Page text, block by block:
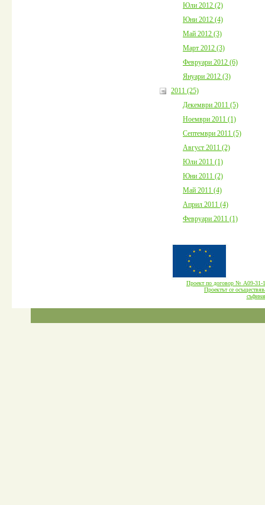
Юли 2012 (2)
Юни 2012 (4)
Май 2012 (3)
Март 2012 (3)
Февруари 2012 (6)
Януари 2012 (3)
2011 (25)
Декември 2011 (5)
Ноември 2011 (1)
Септември 2011 (5)
Август 2011 (2)
Юли 2011 (1)
Юни 2011 (2)
Май 2011 (4)
Април 2011 (4)
Февруари 2011 (1)
Проект по договор № А09-
Проектът се